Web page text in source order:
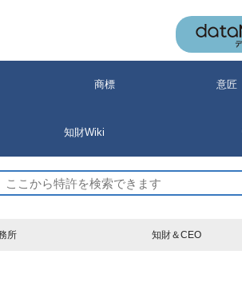
商標 意匠
知財Wiki
所 知財＆CEO